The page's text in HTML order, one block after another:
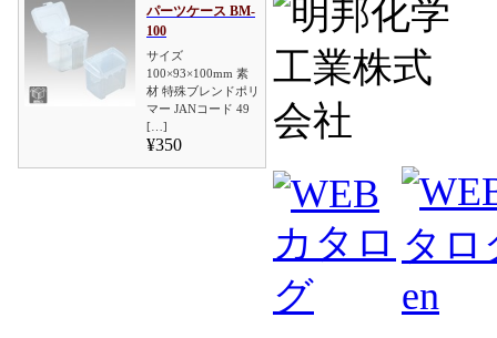
パーツケース BM-
100
サイズ
100×93×100mm 素
材 特殊ブレンドポリ
マー JANコード 49
[…]
¥350